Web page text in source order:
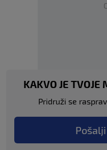
KAKVO JE TVOJE
Pridruži se